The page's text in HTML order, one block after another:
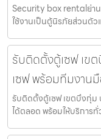
Security box rentalย่าน
ใช้งานเป็นตู้นิรภัยส่วนตัว
รับติดตั้งตู้เซฟ เข
เซฟ พร้อมทีมงาน
รับติดตั้งตู้เซฟ เขตบึงกุ่ม
ได้ตลอด พร้อมให้บริการ